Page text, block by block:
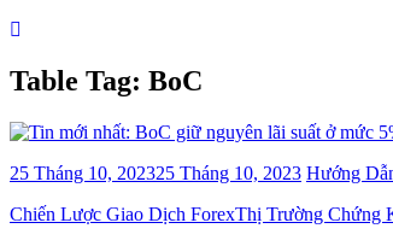
Table Tag: BoC
25 Tháng 10, 202325 Tháng 10, 2023 Hướng
Categories
Chiến Lược Giao Dịch ForexThị Trường Chứng